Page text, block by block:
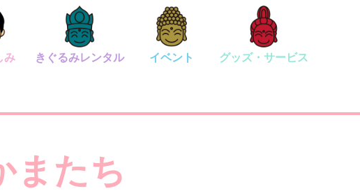
み きぐるみレンタル イベント グッズ・サービス
またち